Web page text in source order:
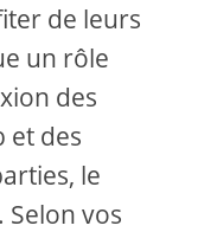
de leurs
un rôle
des
et des
le
vos